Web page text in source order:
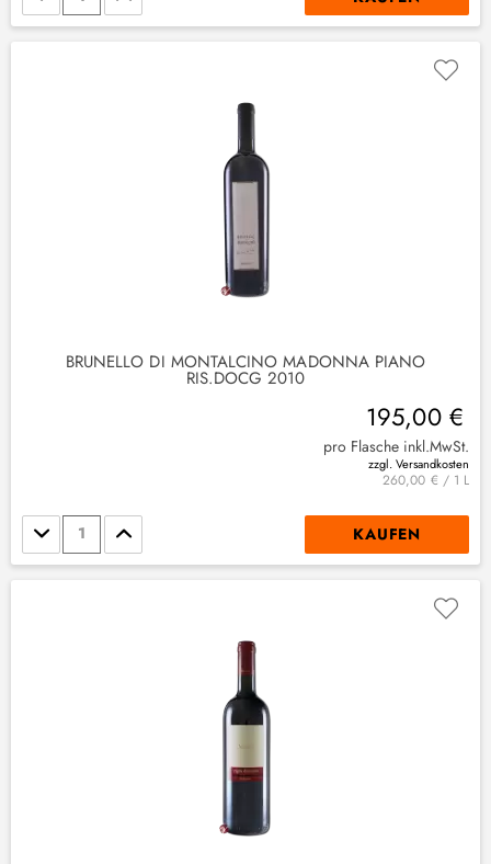
BRUNELLO DI MONTALCINO MADONNA PIANO
RIS.DOCG 2010
195,00 €
pro Flasche inkl.MwSt.
zzgl. Versandkosten
260,00 € / 1 L
Stückzahl KAUFEN